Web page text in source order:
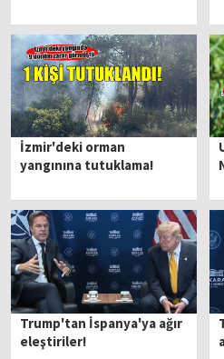
İzmir'deki orman
yangınına tutuklama!
Trump'tan İspanya'ya ağır
eleştiriler!